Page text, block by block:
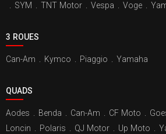
SYM TNT Motor Vespa Voge
3 ROUES
Can-Am Kymco Piaggio Yamaha
QUADS
Aodes Benda Can-Am CF Moto
Loncin
Polaris QJ Motor Up Moto